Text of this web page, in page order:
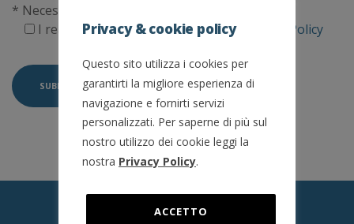
* Necessary fields
I read and accept the terms on the
Privacy Policy
Privacy & cookie policy
Questo sito utilizza i cookies per
garantirti la migliore esperienza di
navigazione e fornirti servizi
personalizzati. Per saperne di più sul
nostro utilizzo dei cookie leggi la
nostra Privacy Policy.
ACCETTO